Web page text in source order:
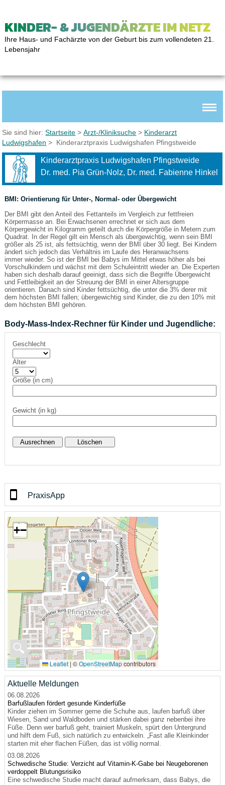
KINDER- & JUGENDÄRZTE IM NETZ
Ihre Haus- und Fachärzte von der Geburt bis zum vollendeten 21.
Lebensjahr
Sie sind hier:Startseite >Arzt-/Kliniksuche > Kinderarzt
Ludwigshafen > Kinderarztpraxis Ludwigshafen Pfingstweide
Kinderarztpraxis Ludwigshafen Pfingstweide
Dr. med. Pia Grün-Nolz, Dr. med. Fabienne Hinkel
BMI: Orientierung für Unter-, Normal- oder Übergewicht
Der BMI gibt den Anteil des Fettanteils im Vergleich zur fettfreien
Körpermasse an. Bei Erwachsenen errechnet er sich aus dem
Körpergewicht in Kilogramm geteilt durch die Körpergröße in Metern zum
Quadrat. In der Regel gilt ein Mensch als übergewichtig, wenn sein BMI
größer als 25 ist, als fettsüchtig, wenn der BMI über 30 liegt. Bei Kindern
ändert sich jedoch das Verhältnis im Laufe des Heranwachsens
immer wieder. So ist der BMI bei Babys im Mittel etwas höher als bei
Vorschulkindern und wächst mit dem Schuleintritt wieder an. Die Experten
haben sich deshalb darauf geeinigt, dass sich die Begriffe Übergewicht
und Fettleibigkeit an der Streuung der BMI in einer Altersgruppe
orientieren. Danach sind Kinder fettsüchtig, die unter die 3% derer mit
dem höchsten BMI fallen; übergewichtig sind Kinder, die zu den 10% mit
dem höchsten BMI gehören.
Body-Mass-Index-Rechner für Kinder und Jugendliche:
Geschlecht
Alter
Größe (in cm)
Gewicht (in kg)
PraxisApp
🔍
+−
Leaflet | ©OpenStreetMapcontributors
Aktuelle Meldungen
06.08.2026
Barfußlaufen fördert gesunde Kinderfüße
Kinder ziehen im Sommer gerne die Schuhe aus, laufen barfuß über
Wiesen, Sand und Waldboden und stärken dabei ganz nebenbei ihre
Füße. Denn wer barfuß geht, trainiert Muskeln, spürt den Untergrund
und hilft dem Fuß, sich natürlich zu entwickeln. „Fast alle Kleinkinder
starten mit eher flachen Füßen, das ist völlig normal.
03.08.2026
Schwedische Studie: Verzicht auf Vitamin-K-Gabe bei Neugeborenen
verdoppelt Blutungsrisiko
Eine schwedische Studie macht darauf aufmerksam, dass Babys, die